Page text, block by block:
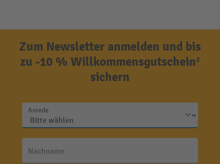
Zum Newsletter anmelden und bis
zu -10 % Willkommensgutschein²
sichern
Anrede
Nachname